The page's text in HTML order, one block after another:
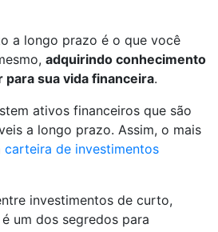
a longo prazo é o que você
adquirindo conhecimento
sua vida financeira.
ativos financeiros que são
a longo prazo. Assim, o mais
carteira de investimentos
investimentos de curto,
um dos segredos para